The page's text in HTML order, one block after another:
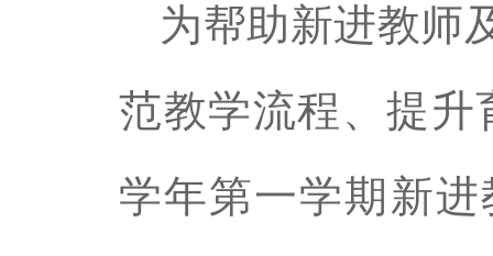
为帮助新进教师
范教学流程、提
学年第一学期新